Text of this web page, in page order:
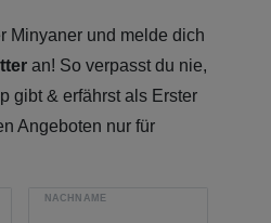
Minyaner und melde dich
an! So verpasst du nie,
gibt & erfährst als Erster
Angeboten nur für
NACHNAME